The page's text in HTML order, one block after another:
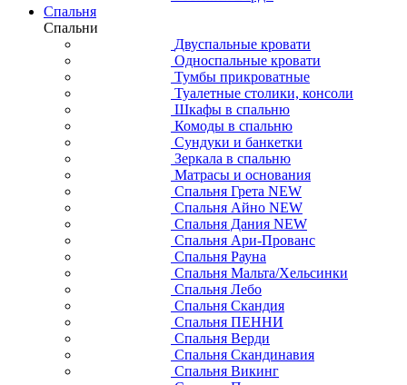
Спальня
Спальни
Двуспальные кровати
Односпальные кровати
Тумбы прикроватные
Туалетные столики, консоли
Шкафы в спальню
Комоды в спальню
Сундуки и банкетки
Зеркала в спальню
Матрасы и основания
Спальня Грета NEW
Спальня Айно NEW
Спальня Дания NEW
Спальня Ари-Прованс
Спальня Рауна
Спальня Мальта/Хельсинки
Спальня Лебо
Спальня Скандия
Спальня ПЕННИ
Спальня Верди
Спальня Скандинавия
Спальня Викинг